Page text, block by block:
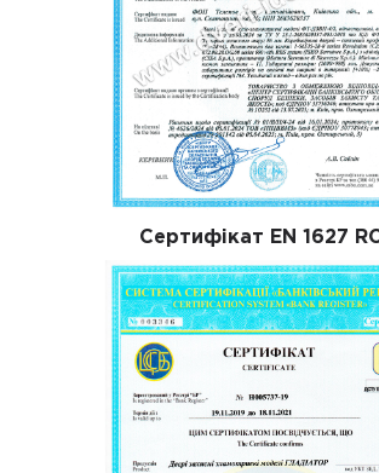
Сертифікат EN 1627